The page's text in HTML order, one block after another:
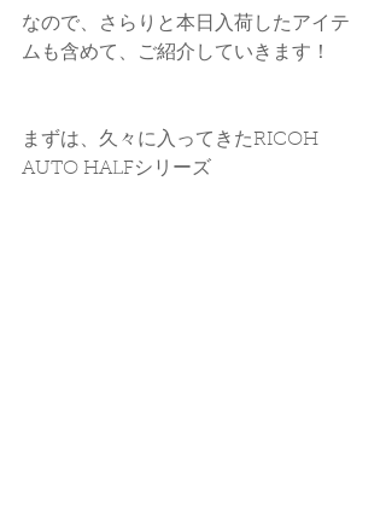
なので、さらりと本日入荷したアイテ
ムも含めて、ご紹介していきます！
まずは、久々に入ってきたRICOH
AUTO HALFシリーズ